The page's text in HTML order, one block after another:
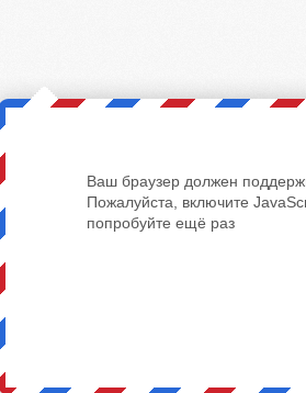
Ваш браузер должен
Пожалуйста, включите
попробуйте ещё раз